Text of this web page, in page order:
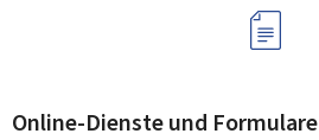
Online-Dienste und Formulare